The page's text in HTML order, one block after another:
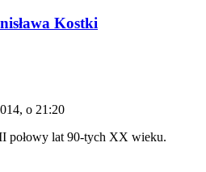
Kostki
o 21:20
połowy lat 90-tych XX wieku.